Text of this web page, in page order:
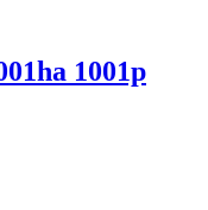
1001p